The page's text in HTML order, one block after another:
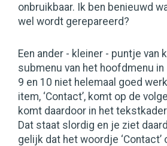
onbruikbaar. Ik ben benieuwd
wel wordt gerepareerd?
Een ander - kleiner - puntje van
submenu van het hoofdmenu
9 en 10 niet helemaal goed
item, ‘Contact’, komt op de
komt daardoor in het
Dat staat slordig en je ziet
gelijk dat het woordje ‘Contact’